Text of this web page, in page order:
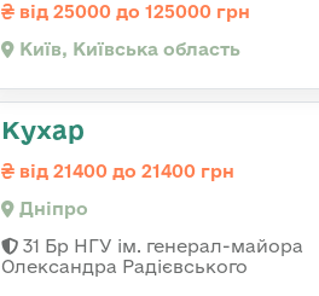
від 25000 до 125000 грн
Київ, Київська область
Кухар
від 21400 до 21400 грн
Дніпро
31 Бр НГУ ім. генерал-майора
Олександра Радієвського